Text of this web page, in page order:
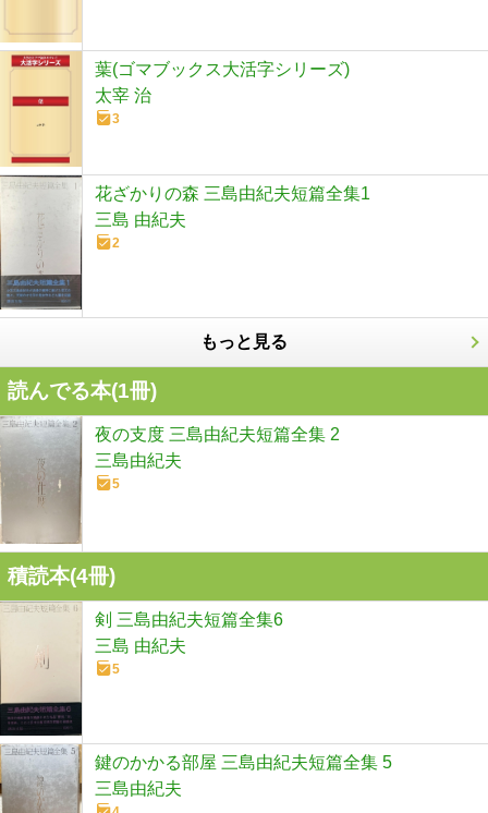
葉(ゴマブックス大活字シリーズ)
太宰 治
3
花ざかりの森 三島由紀夫短篇全集1
三島 由紀夫
2
もっと見る
読んでる本(1冊)
夜の支度 三島由紀夫短篇全集 2
三島由紀夫
5
積読本(4冊)
剣 三島由紀夫短篇全集6
三島 由紀夫
5
鍵のかかる部屋 三島由紀夫短篇全集 5
三島由紀夫